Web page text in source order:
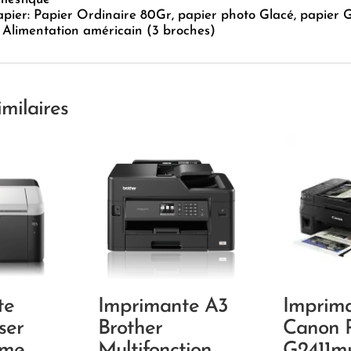
Papier Ordinaire 80Gr, papier photo Glacé, papier
américain (3 broches)
Imprimante A3
Brother
Canon